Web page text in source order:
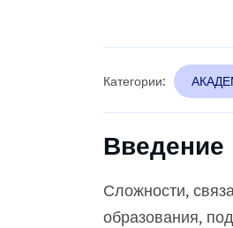
Категории:
Введение
Сложности,
образования,